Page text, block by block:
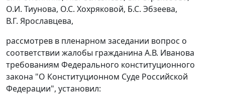
О.И. Тиунова, О.С. Хохряковой, Б.С. Эбзеева,
В.Г. Ярославцева,
рассмотрев в пленарном заседании вопрос о
соответствии жалобы гражданина А.В. Иванова
требованиям Федерального конституционного
закона "О Конституционном Суде Российской
Федерации", установил: